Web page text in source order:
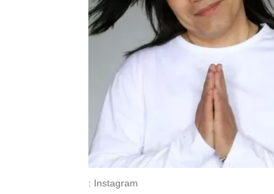
: Instagram